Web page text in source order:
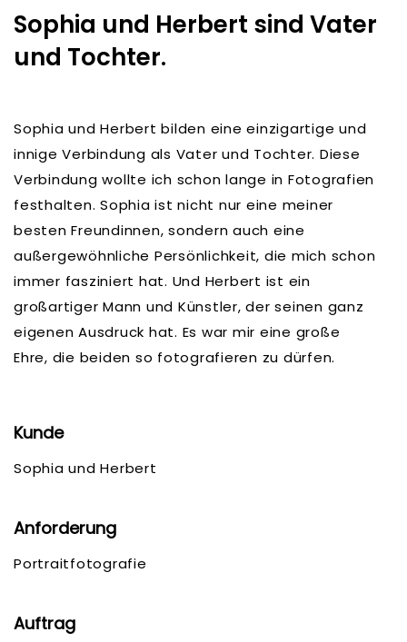
Sophia und Herbert sind Vater
und Tochter.
Sophia und Herbert bilden eine einzigartige und
innige Verbindung als Vater und Tochter. Diese
Verbindung wollte ich schon lange in Fotografien
festhalten. Sophia ist nicht nur eine meiner
besten Freundinnen, sondern auch eine
außergewöhnliche Persönlichkeit, die mich schon
immer fasziniert hat. Und Herbert ist ein
großartiger Mann und Künstler, der seinen ganz
eigenen Ausdruck hat. Es war mir eine große
Ehre, die beiden so fotografieren zu dürfen.
Kunde
Sophia und Herbert
Anforderung
Portraitfotografie
Auftrag